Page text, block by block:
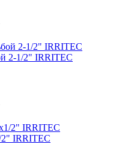
2-1/2" IRRITEC
2" IRRITEC